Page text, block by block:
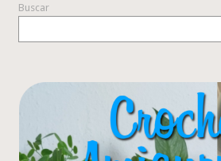
Buscar